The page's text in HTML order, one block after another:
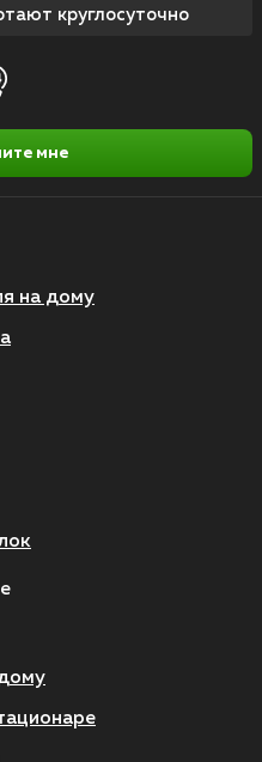
на дому
круглосуточно
мне